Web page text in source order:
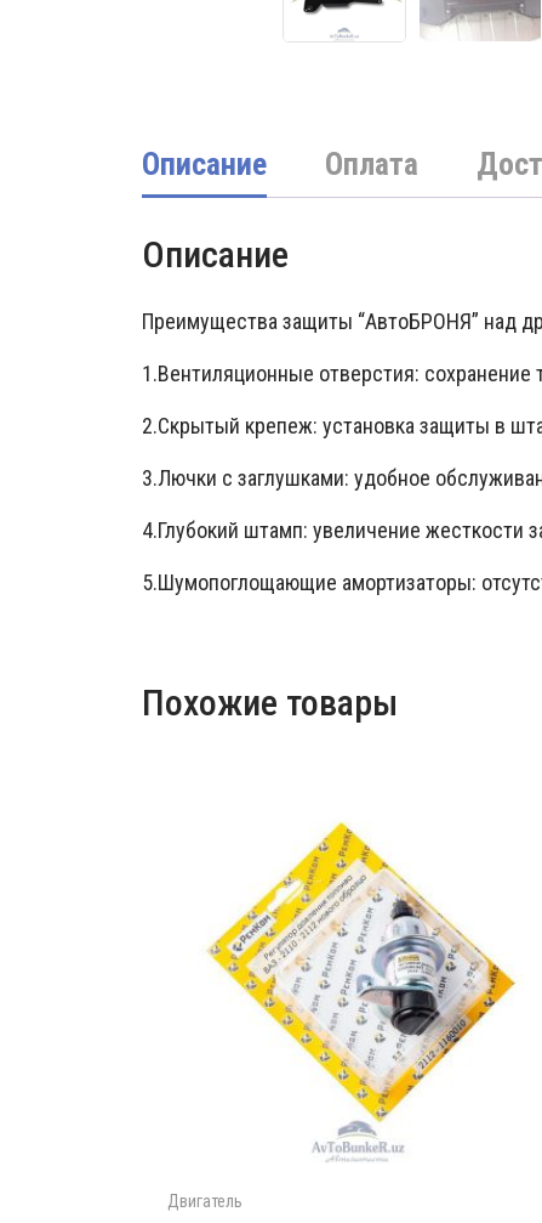
Описание Оплата
Описание
Преимущества защиты “АвтоБРОНЯ” над
1.Вентиляционные отверстия: сохранение
2.Скрытый крепеж: установка защиты в
3.Лючки с заглушками: удобное
4.Глубокий штамп: увеличение жесткости
5.Шумопоглощающие амортизаторы:
Похожие товары
Двигатель